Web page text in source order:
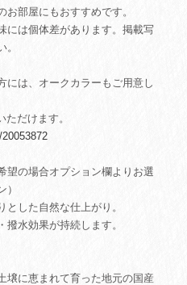
部屋にもおすすめです。
には個体差があります。掲載写
には、オークカラーもご用意し
だけます。
望の場合オプション欄よりお選
した自然な仕上がり。
撥水効果が持続します。
壌に恵まれて育った地元の国産